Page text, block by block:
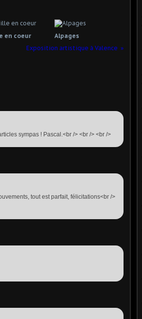
en coeur
Alpages
Exposition artistique à Valence
sympas ! Pascal.<br /> <br /> <br />
tout est parfait, félicitations<br />